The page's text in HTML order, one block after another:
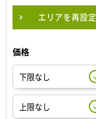
エリアを再設定
価格